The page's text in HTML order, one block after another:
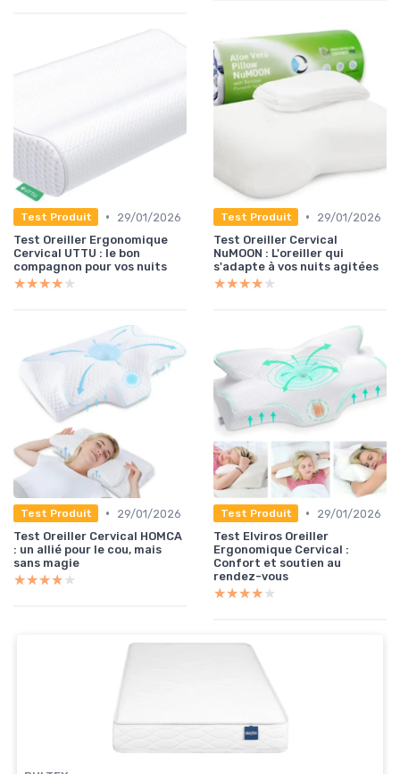
Test Produit •
29/01/2026
Test Oreiller Ergonomique
Cervical UTTU : le bon
compagnon pour vos nuits
★★★★★
★★★★★
Test Produit •
29/01/2026
Test Oreiller Cervical
NuMOON : L'oreiller qui
s'adapte à vos nuits agitées
★★★★★
★★★★★
Test Produit •
29/01/2026
Test Oreiller Cervical HOMCA
: un allié pour le cou, mais
sans magie
★★★★★
★★★★★
Test Produit •
29/01/2026
Test Elviros Oreiller
Ergonomique Cervical :
Confort et soutien au
rendez-vous
★★★★★
★★★★★